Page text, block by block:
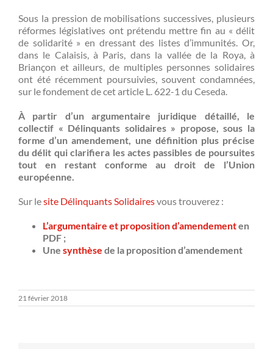
Sous la pression de mobilisations successives, plusieurs
réformes législatives ont prétendu mettre fin au « délit
de solidarité » en dressant des listes d’immunités. Or,
dans le Calaisis, à Paris, dans la vallée de la Roya, à
Briançon et ailleurs, de multiples personnes solidaires
ont été récemment poursuivies, souvent condamnées,
sur le fondement de cet article L. 622-1 du Ceseda.
À partir d’un argumentaire juridique détaillé, le
collectif « Délinquants solidaires » propose, sous la
forme d’un amendement, une définition plus précise
du délit qui clarifiera les actes passibles de poursuites
tout en restant conforme au droit de l’Union
européenne.
Sur lesite Délinquants Solidairesvous trouverez :
L’argumentaire et proposition d’amendementen
PDF ;
Une synthèse de la proposition d’amendement
21 février 2018